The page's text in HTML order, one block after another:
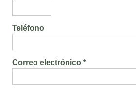
Teléfono
Correo electrónico *